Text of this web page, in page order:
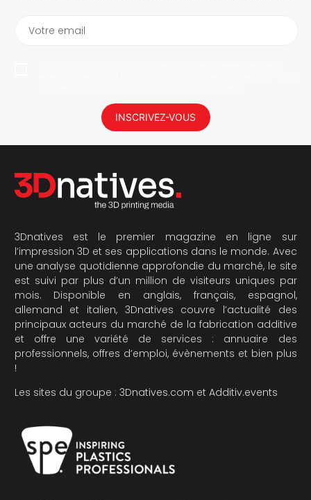
Votre email
INSCRIVEZ-VOUS
3Dnatives est le premier magazine en ligne sur
l’impression 3D et ses applications dans le monde. Avec
une analyse quotidienne approfondie du marché, le site
est suivi par plus d’un million de visiteurs uniques par
mois. Disponible en anglais, français, espagnol,
allemand et italien, 3Dnatives couvre l’actualité des
principaux acteurs du marché de la fabrication additive
et offre une variété de services : annuaire des
professionnels, offres d’emploi, évènements et bien plus
!
Les sites du groupe : 3Dnatives.com et Additiv.events